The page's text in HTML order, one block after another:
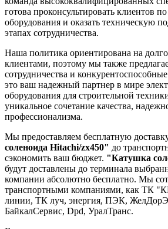
готова проконсультировать клиентов
оборудования и оказать техническую
этапах сотрудничества.
Наша политика ориентирована на
клиентами, поэтому мы также
сотрудничества и
это ваш надежный партнер в мире
оборудования для строительной
уникальное сочетание качества,
профессионализма.
Мы предоставляем бесплатную
соленоида Hitachi/zx450" до
сэкономить ваш бюджет. "Катушка
будут доставлены до терминала
компании абсолютно бесплатно. Мы
транспортными компаниями, как ТК
линии, ТК луч, энергия, ПЭК,
БайкалСервис, Dpd, УралТранс.